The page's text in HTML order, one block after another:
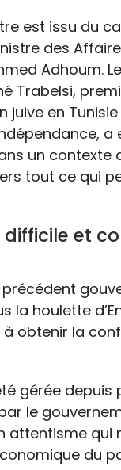
est issu du
des
Adhoum.
Trabelsi,
juive en
a
un contexte
tout ce qui
difficile et
précédent
la houlette
obtenir la
gérée depuis
le
attentisme qui
du